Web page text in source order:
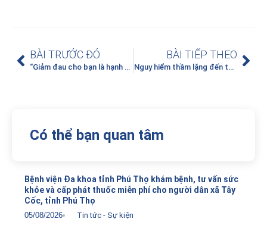
BÀI TRƯỚC ĐÓ
“Giảm đau cho bạn là hạnh phúc của chúng tôi”
BÀI TIẾP THEO
Nguy hiểm thầm lặng đến từ bệnh Phổi tắc nghẽn mãn tính (COPD)
Có thể bạn quan tâm
Bệnh viện Đa khoa tỉnh Phú Thọ khám bệnh, tư vấn sức
khỏe và cấp phát thuốc miễn phí cho người dân xã Tây
Cốc, tỉnh Phú Thọ
05/08/2026 Tin tức - Sự kiện